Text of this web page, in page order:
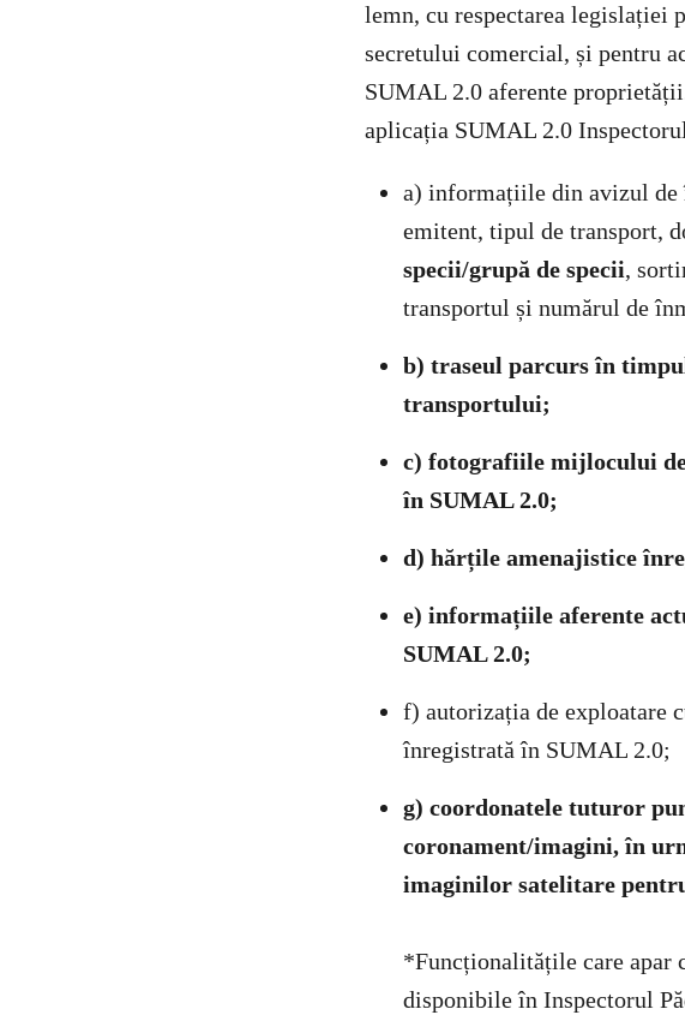
lemn, cu respectarea legislației
secretului comercial, și pentru
SUMAL 2.0 aferente
aplicația SUMAL 2.0
a) informațiile din avizul de
emitent, tipul de transport,
specii/grupă de specii,
transportul și numărul de
b) traseul parcurs în
transportului;
c) fotografiile mijlocului
în SUMAL 2.0;
d) hărțile amenajistice
e) informațiile aferente
SUMAL 2.0;
f) autorizația de exploatare
înregistrată în SUMAL 2.0;
g) coordonatele tuturor
coronament/imagini, în
imaginilor satelitare
*Funcționalitățile care apar
disponibile în Inspectorul